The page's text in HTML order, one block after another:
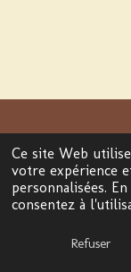
Ce site Web
votre expérience
personnalisées.
consentez à
Refuser
© 2024 - 2026 Alicia
Propulsé parWebador
E-mail